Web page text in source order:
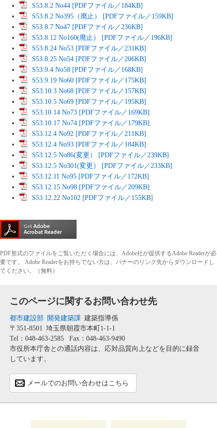
S53.8.2 No44 [PDFファイル／184KB]
S53.8.2 No395（廃止） [PDFファイル／159KB]
S53.8.7 No47 [PDFファイル／236KB]
S53.8.12 No160(廃止） [PDFファイル／196KB]
S53.8.24 No53 [PDFファイル／231KB]
S53.8.25 No54 [PDFファイル／206KB]
S53.9.4 No58 [PDFファイル／168KB]
S53.9.19 No60 [PDFファイル／175KB]
S53.10.3 No68 [PDFファイル／157KB]
S53.10.5 No69 [PDFファイル／195KB]
S53.10.14 No73 [PDFファイル／169KB]
S53.10.17 No74 [PDFファイル／179KB]
S53.12.4 No92 [PDFファイル／211KB]
S53.12.4 No93 [PDFファイル／184KB]
S53.12.5 No86(変更） [PDFファイル／239KB]
S53.12.5 No301(変更） [PDFファイル／233KB]
S53.12.11 No95 [PDFファイル／172KB]
S53.12.15 No98 [PDFファイル／209KB]
S53.12.22 No102 [PDFファイル／155KB]
PDF形式のファイルをご覧いただく場合には、Adobe社が提供するAdobe Readerが必
要です。
Adobe Readerをお持ちでない方は、バナーのリンク先からダウンロードし
てください。（無料）
このページに関するお問い合わせ先
都市建設部 開発建築課 建築指導係
〒351-8501 埼玉県朝霞市本町1-1-1
Tel：048-463-2585
Fax：048-463-9490
市役所本庁舎との通話内容は、応対品質向上などを目的に録音
しています。
メールでのお問い合わせはこちら